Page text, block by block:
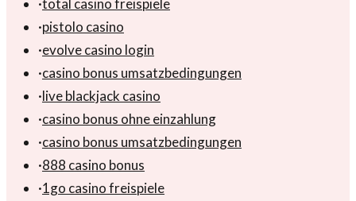
·total casino freispiele
·pistolo casino
·evolve casino login
·casino bonus umsatzbedingungen
·live blackjack casino
·casino bonus ohne einzahlung
·casino bonus umsatzbedingungen
·888 casino bonus
·1go casino freispiele